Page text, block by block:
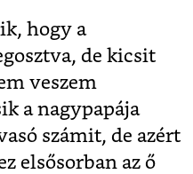
hogy a
de kicsit
veszem
a nagypapája
számit, de azért
elsősorban az ő